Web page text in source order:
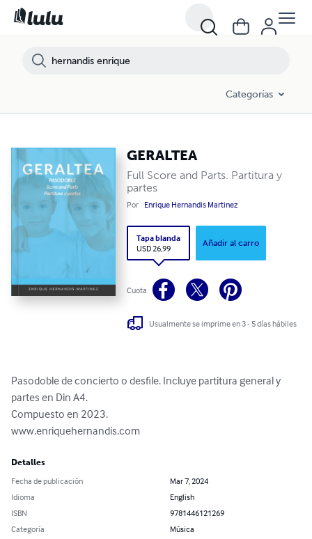
Categorías
GERALTEA
Full Score and Parts. Partitura y
partes
Por Enrique Hernandis Martinez
Tapa blanda
USD 26,99
Añadir al carro
Cuota
Usualmente se imprime en 3 - 5 días hábiles
Pasodoble de concierto o desfile. Incluye partitura general y
partes en Din A4.
Compuesto en 2023.
www.enriquehernandis.com
Detalles
Fecha de publicación
Mar 7, 2024
Idioma
English
ISBN
9781446121269
Categoría
Música